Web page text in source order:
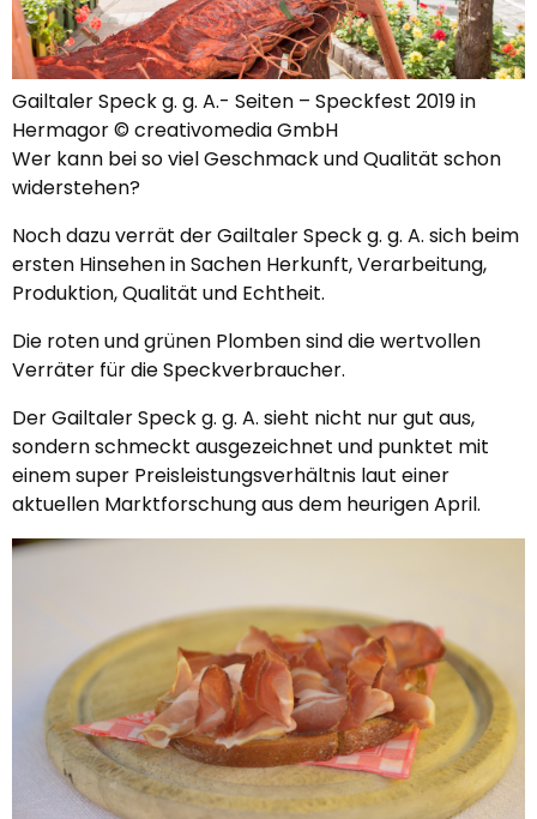
Gailtaler Speck g. g. A.- Seiten – Speckfest 2019 in
Hermagor © creativomedia GmbH
Wer kann bei so viel Geschmack und Qualität schon
widerstehen?
Noch dazu verrät der Gailtaler Speck g. g. A. sich beim
ersten Hinsehen in Sachen Herkunft, Verarbeitung,
Produktion, Qualität und Echtheit.
Die roten und grünen Plomben sind die wertvollen
Verräter für die Speckverbraucher.
Der Gailtaler Speck g. g. A. sieht nicht nur gut aus,
sondern schmeckt ausgezeichnet und punktet mit
einem super Preisleistungsverhältnis laut einer
aktuellen Marktforschung aus dem heurigen April.